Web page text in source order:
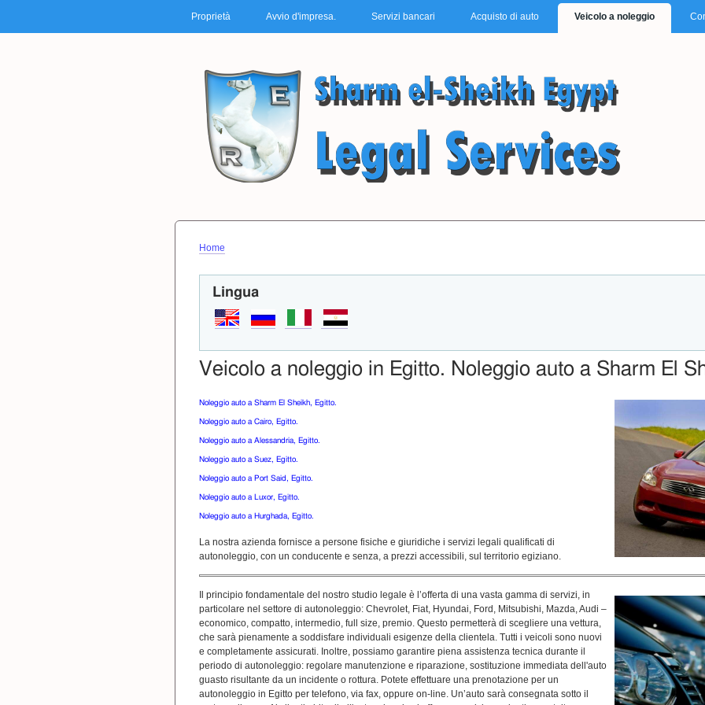
Proprietà Avvio d'impresa. Servizi bancari Acquisto di auto Veicolo a noleggio
You are here
Home
Lingua
Veicolo a noleggio in Egitto. Noleggio auto a Sharm El
Noleggio auto a Sharm El Sheikh, Egitto.
Noleggio auto a Cairo, Egitto.
Noleggio auto a Alessandria, Egitto.
Noleggio auto a Suez, Egitto.
Noleggio auto a Port Said, Egitto.
Noleggio auto a Luxor, Egitto.
Noleggio auto a Hurghada, Egitto.
La nostra azienda fornisce a persone fisiche e giuridiche i servizi legali qualificati di
autonoleggio, con un conducente e senza, a prezzi accessibili, sul territorio egiziano.
Il principio fondamentale del nostro studio legale è l’offerta di una vasta gamma di servizi, in
particolare nel settore di autonoleggio: Chevrolet, Fiat, Hyundai, Ford, Mitsubishi, Mazda, Audi –
economico, compatto, intermedio, full size, premio. Questo permetterà di scegliere una vettura,
che sarà pienamente a soddisfare individuali esigenze della clientela. Tutti i veicoli sono nuovi
e completamente assicurati. Inoltre, possiamo garantire piena assistenza tecnica durante il
periodo di autonoleggio: regolare manutenzione e riparazione, sostituzione immediata dell'auto
guasto risultante da un incidente o rottura. Potete effettuare una prenotazione per un
autonoleggio in Egitto per telefono, via fax, oppure on-line. Un’auto sarà consegnata sotto il